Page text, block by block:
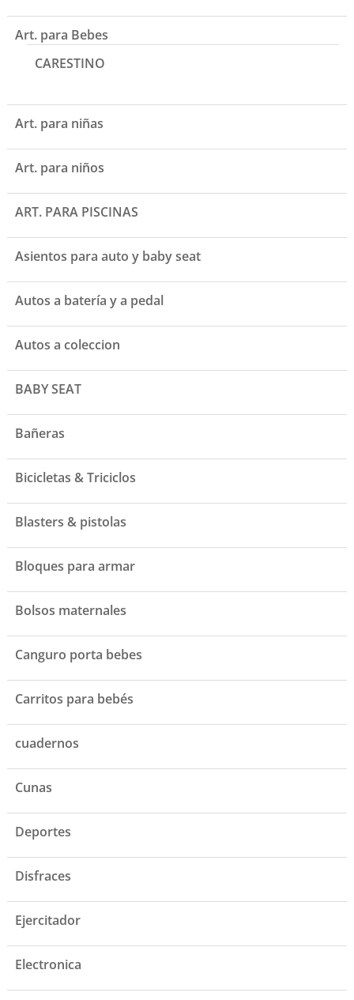
Art. para Bebes
CARESTINO
Art. para niñas
Art. para niños
ART. PARA PISCINAS
Asientos para auto y baby seat
Autos a batería y a pedal
Autos a coleccion
BABY SEAT
Bañeras
Bicicletas & Triciclos
Blasters & pistolas
Bloques para armar
Bolsos maternales
Canguro porta bebes
Carritos para bebés
cuadernos
Cunas
Deportes
Disfraces
Ejercitador
Electronica